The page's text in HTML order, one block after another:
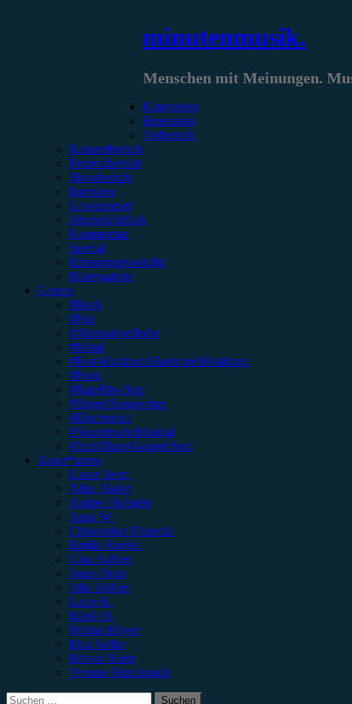
minutenmusik.
Menschen mit Meinungen.
Kategorien
Rezension
Vorbericht
Konzertbericht
Festivalbericht
Showbericht
Interview
Gewinnspiel
Jahresrückblick
Kommentar
Special
Erinnerungswürdig
Bildergalerie
Genres
#Rock
#Pop
#Alternative/Indie
#Metal
#Post-Hardcore/Hardcore/Metalcore
#Punk
#Rap/Hip-Hop
#Singer/Songwriter
#Electronica
#Soundtrack/Musical
#Jazz/Blues/Gospel/Soul
Autor*innen
Unser Team
Alina Hasky
Andrea Holstein
Anna W.
Christopher Filipecki
Emilia Knebel
Gina Köhler
Jonas Horn
Julia Köhler
Lucie K.
Marie H.
Marius Meyer
Max Keller
Melvin Klein
Yvonne Hopfensack
Suchen